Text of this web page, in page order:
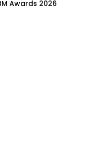
Awards 2026